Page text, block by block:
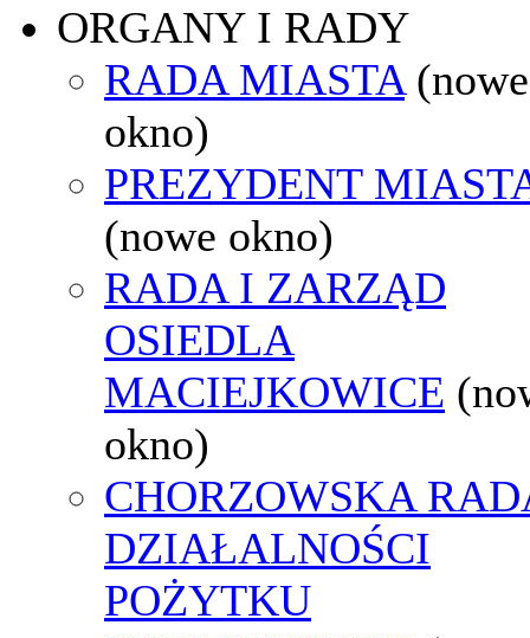
ORGANY I RADY
RADA MIASTA (nowe
okno)
PREZYDENT
(nowe okno)
RADA I ZARZĄD
OSIEDLA
MACIEJKOWICE
okno)
CHORZOWSKA
DZIAŁALNOŚCI
POŻYTKU